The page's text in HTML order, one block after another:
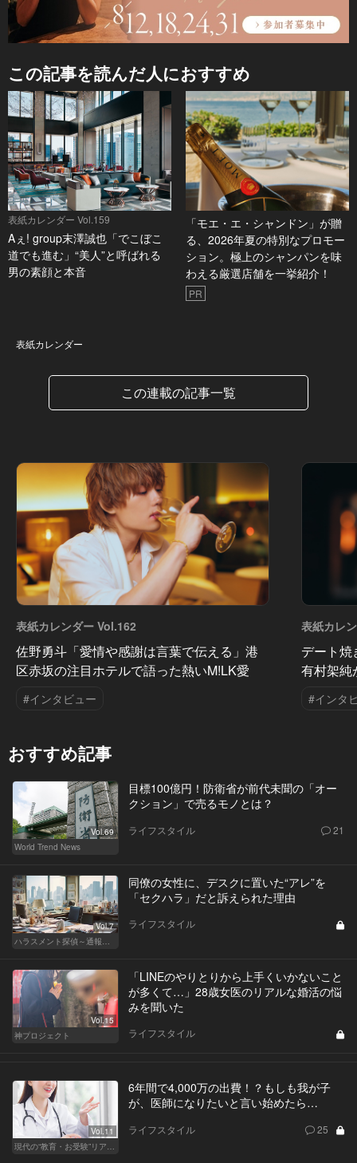
この記事を読んだ人におすすめ
表紙カレンダー Vol.159
Aぇ! group末澤誠也「でこぼこ
道でも進む」“美人”と呼ばれる
男の素顔と本音
「モエ・エ・シャンドン」が贈
る、2026年夏の特別なプロモー
ション。極上のシャンパンを味
わえる厳選店舗を一挙紹介！
PR
表紙カレンダー
この連載の記事一覧
表紙カレンダー Vol.162
佐野勇斗「愛情や感謝は言葉で伝える」港
区赤坂の注目ホテルで語った熱いM!LK愛
#インタビュー
表紙カレ
デート
有村架純
#インタ
おすすめ記事
Vol.69
World Trend News
目標100億円！防衛省が前代未聞の「オー
クション」で売るモノとは？
ライフスタイル 21
Vol.7
ハラスメント探偵～通報編～
同僚の女性に、デスクに置いた“アレ”を
「セクハラ」だと訴えられた理由
ライフスタイル
Vol.15
神プロジェクト
「LINEのやりとりから上手くいかないこと
が多くて…」28歳女医のリアルな婚活の悩
みを聞いた
ライフスタイル
Vol.11
現代の“教育・お受験”リアルドキュメント
6年間で4,000万の出費！？もしも我が子
が、医師になりたいと言い始めたら…
ライフスタイル 25